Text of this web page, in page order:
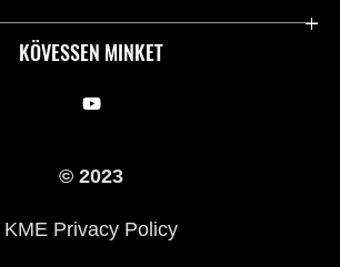
KÖVESSEN MINKET
© 2023
KME Privacy Policy